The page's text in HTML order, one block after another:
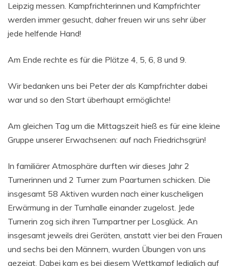
Leipzig messen. Kampfrichterinnen und Kampfrichter
werden immer gesucht, daher freuen wir uns sehr über
jede helfende Hand!
Am Ende rechte es für die Plätze 4, 5, 6, 8 und 9.
Wir bedanken uns bei Peter der als Kampfrichter dabei
war und so den Start überhaupt ermöglichte!
Am gleichen Tag um die Mittagszeit hieß es für eine kleine
Gruppe unserer Erwachsenen: auf nach Friedrichsgrün!
In familiärer Atmosphäre durften wir dieses Jahr 2
Turnerinnen und 2 Turner zum Paarturnen schicken. Die
insgesamt 58 Aktiven wurden nach einer kuscheligen
Erwärmung in der Turnhalle einander zugelost. Jede
Turnerin zog sich ihren Turnpartner per Losglück. An
insgesamt jeweils drei Geräten, anstatt vier bei den Frauen
und sechs bei den Männern, wurden Übungen von uns
gezeigt. Dabei kam es bei diesem Wettkampf lediglich auf